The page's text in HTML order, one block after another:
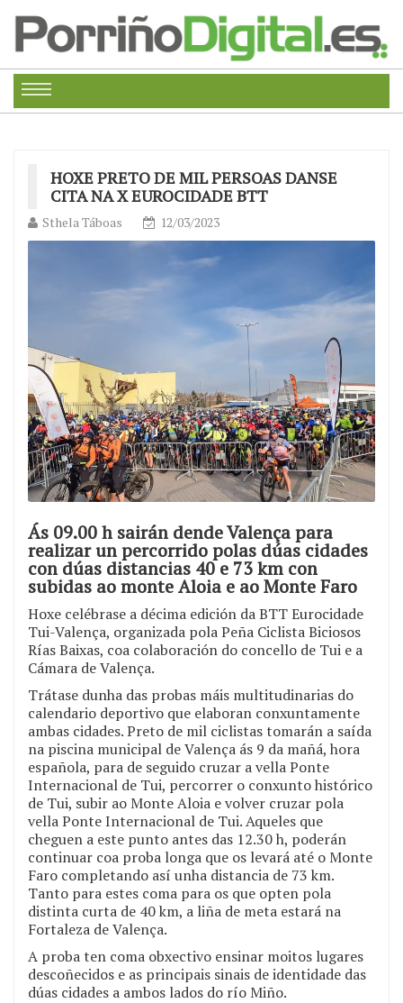
HOXE PRETO DE MIL PERSOAS DANSE
CITA NA X EUROCIDADE BTT
Sthela Táboas 12/03/2023
Ás 09.00 h sairán dende Valença para
realizar un percorrido polas dúas cidades
con dúas distancias 40 e 73 km con
subidas ao monte Aloia e ao Monte Faro
Hoxe celébrase a décima edición da BTT Eurocidade
Tui-Valença, organizada pola Peña Ciclista Biciosos
Rías Baixas, coa colaboración do concello de Tui e a
Cámara de Valença.
Trátase dunha das probas máis multitudinarias do
calendario deportivo que elaboran conxuntamente
ambas cidades. Preto de mil ciclistas tomarán a saída
na piscina municipal de Valença ás 9 da mañá, hora
española, para de seguido cruzar a vella Ponte
Internacional de Tui, percorrer o conxunto histórico
de Tui, subir ao Monte Aloia e volver cruzar pola
vella Ponte Internacional de Tui. Aqueles que
cheguen a este punto antes das 12.30 h, poderán
continuar coa proba longa que os levará até o Monte
Faro completando así unha distancia de 73 km.
Tanto para estes coma para os que opten pola
distinta curta de 40 km, a liña de meta estará na
Fortaleza de Valença.
A proba ten coma obxectivo ensinar moitos lugares
descoñecidos e as principais sinais de identidade das
dúas cidades a ambos lados do río Miño.